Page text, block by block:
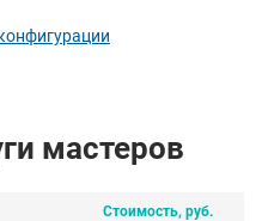
мастеров
Стоимость, руб.